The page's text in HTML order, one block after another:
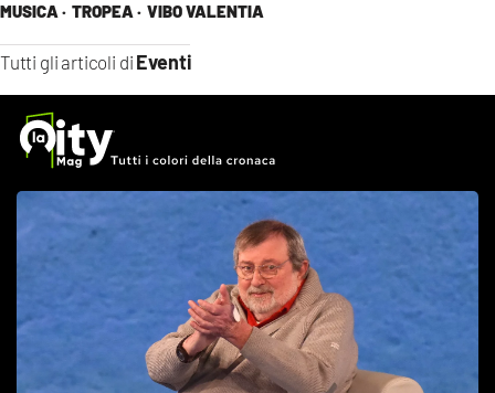
MUSICA · TROPEA · VIBO VALENTIA
Tutti gli articoli di Eventi